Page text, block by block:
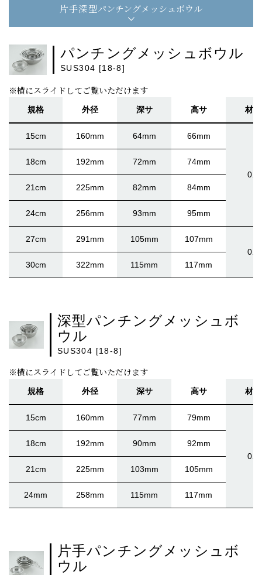
片手深型パンチングメッシュボウル
パンチングメッシュボウル
SUS304 [18-8]
※横にスライドしてご覧いただけます
規格 外径 深サ 高サ 材厚
15cm 160mm 64mm 66mm
0.5
18cm 192mm 72mm 74mm
21cm 225mm 82mm 84mm
24cm 256mm 93mm 95mm
27cm 291mm 105mm
107mm
0.6
30cm
322mm 115mm 117mm
深型パンチングメッシュボ
ウル
SUS304 [18-8]
※横にスライドしてご覧いただけます
規格 外径 深サ 高サ 材厚
15cm 160mm 77mm 79mm
0.5
18cm 192mm 90mm 92mm
21cm 225mm 103mm 105mm
24mm 258mm 115mm 117mm
片手パンチングメッシュボ
ウル